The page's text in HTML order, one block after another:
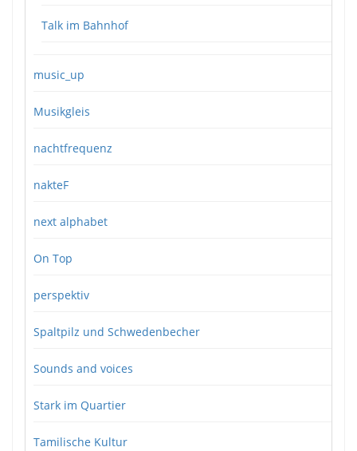
Talk im Bahnhof
music_up
Musikgleis
nachtfrequenz
nakteF
next alphabet
On Top
perspektiv
Spaltpilz und Schwedenbecher
Sounds and voices
Stark im Quartier
Tamilische Kultur